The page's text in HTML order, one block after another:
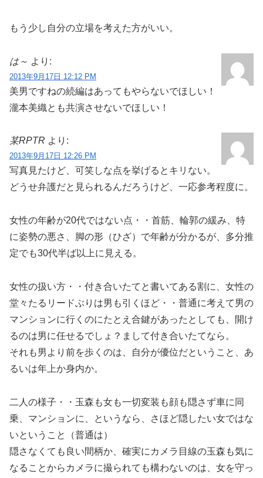
もう少し自分の立場を考えた方がいい。
は～ より:
2013年9月17日 12:12 PM
美男ですねの続編はあってもやらないでほしい！
瀧本美織とも共演させないでほしい！
某RPTR より:
2013年9月17日 12:26 PM
写真見たけど、可笑しな点を挙げるとキリない。
どうせ弁護だと見られるんだろうけど、一応参考程度に。
女性の年齢が20代ではない点・・首筋、輪郭の緩み、特
に姿勢の悪さ、脚の形（ひざ）で年齢が分かるが、多分推
定でも30代半ば以上に見える。
女性の扱い方・・付き合いたてと書いてある割に、女性の
堂々たるリードぶりは男も引くほど・・普通に考えて男の
マンションに行くのにたとえ合鍵があったとしても、開け
るのは男に任せるでしょ？まして付き合いたてなら。
それも男より前を歩くのは、自分が優位だということ、あ
るいは年上か身内か。
二人の様子・・玉森も女も一切変装も顔も隠さず車に同
乗、マンションに、というなら、さほど隠したい女ではな
いということ（普通は）
隠さなくても良い間柄か、確実にカメラ目線の玉森も気に
なることからカメラに撮られても構わないのは、女を守っ